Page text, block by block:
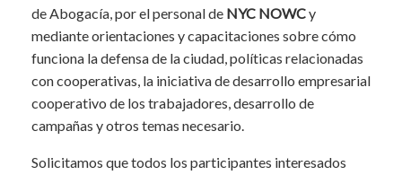
de Abogacía, por el personal de NYC NOWCy
mediante orientaciones y capacitaciones sobre cómo
funciona la defensa de la ciudad, políticas relacionadas
con cooperativas, la iniciativa de desarrollo empresarial
cooperativo de los trabajadores, desarrollo de
campañas y otros temas necesario.
Solicitamos que todos los participantes interesados ​​